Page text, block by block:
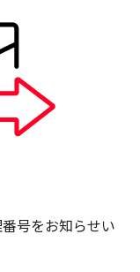
号をお知らせい